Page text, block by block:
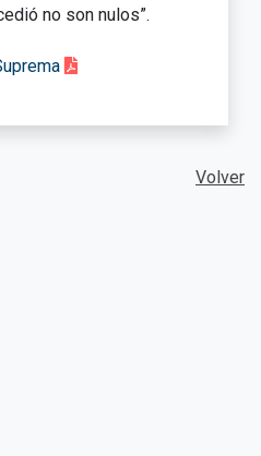
no son nulos”.
Volver